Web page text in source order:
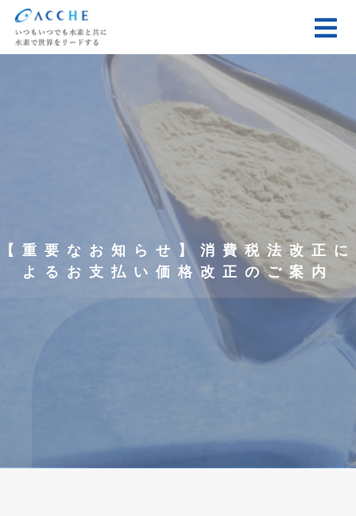
【重要なお知らせ】消費税法改正に
よるお支払い価格改正のご案内